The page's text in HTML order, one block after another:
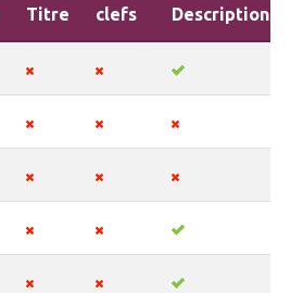
Titre
clefs
Description